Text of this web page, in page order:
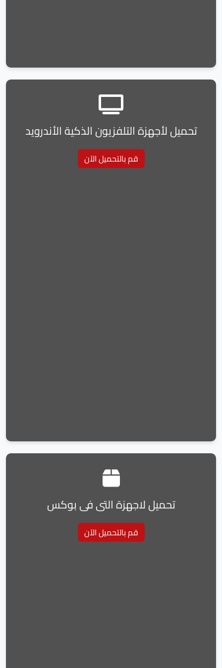
تحميل لأجهزة التلفزيون الذكية الأندرويد
قم بالتحميل الآن
تحميل لاجهزة التى فى بوكس
قم بالتحميل الآن